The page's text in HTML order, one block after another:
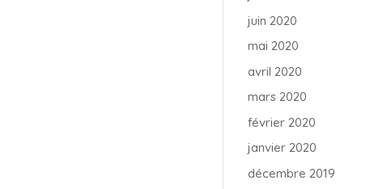
juin 2020
mai 2020
avril 2020
mars 2020
février 2020
janvier 2020
décembre 2019